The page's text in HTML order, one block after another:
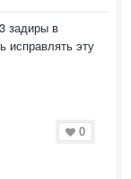
задиры в
исправлять эту
0